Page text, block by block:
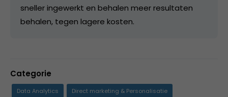
sneller ingewerkt en behalen meer resultaten
behalen, tegen lagere kosten.
Categorie
Data Analytics Direct marketing & Personalisatie